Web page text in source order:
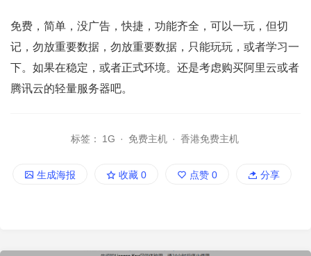
免费，简单，没广告，快捷，功能齐全，可以一玩，但切
记，勿放重要数据，勿放重要数据，只能玩玩，或者学习一
下。如果在稳定，或者正式环境。还是考虑购买阿里云或者
腾讯云的轻量服务器吧。
标签： 1G · 免费主机 · 香港免费主机
生成海报 收藏 0 点赞 0 分享